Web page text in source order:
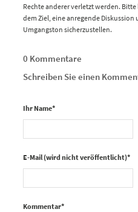
Rechte anderer verletzt werden. Bitte
dem Ziel, eine anregende
Umgangston sicherzustellen.
0 Kommentare
Schreiben Sie einen
Ihr Name*
E-Mail (wird nicht veröffentlicht)*
Kommentar*